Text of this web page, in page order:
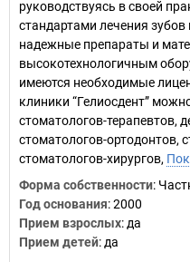
руководствуясь в своей
стандартами лечения
надежные препараты и
высокотехнологичным
имеются необходимые
клиники “Гелиосдент”
стоматологов-терапевтов,
стоматологов-ортодонтов,
стоматологов-хирургов,
Форма собственности:
Год основания:2000
Прием взрослых: да
Прием детей: да